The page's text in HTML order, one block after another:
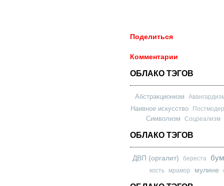
Поделиться
Комментарии
ОБЛАКО ТЭГОВ
Абстракционизм
Наивное искусство
Символизм Соцреализм
ОБЛАКО ТЭГОВ
ДВП (оргалит) береста
кость мрамор мулине